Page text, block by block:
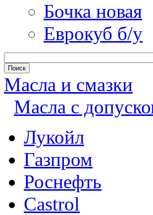
Бочка новая
Еврокуб б/у
Масла и смазки
Масла с
Лукойл
Газпром
Роснефть
Castrol